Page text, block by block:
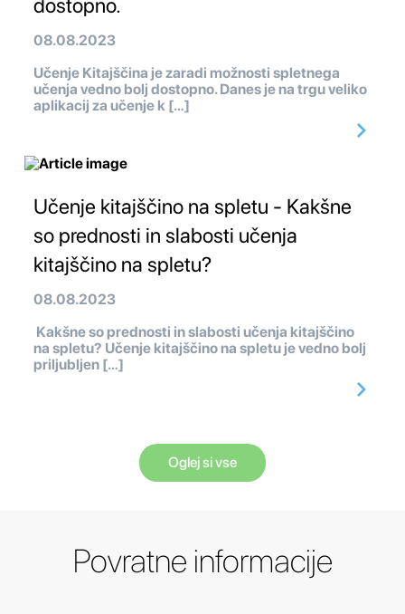
dostopno.
08.08.2023
Učenje Kitajščina je zaradi možnosti spletnega
učenja vedno bolj dostopno. Danes je na trgu veliko
aplikacij za učenje k […]
Učenje kitajščino na spletu - Kakšne
so prednosti in slabosti učenja
kitajščino na spletu?
08.08.2023
Kakšne so prednosti in slabosti učenja kitajščino
na spletu? Učenje kitajščino na spletu je vedno bolj
priljubljen […]
Oglej si vse
Povratne informacije